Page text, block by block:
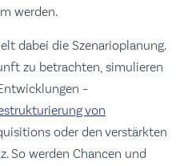
werden.
dabei die Szenarioplanung.
zu betrachten, simulieren
–
von
oder den verstärkten
So werden Chancen und